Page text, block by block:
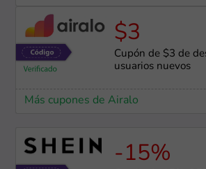
$3
Cupón de $3 de
usuarios nuevos
Más cupones de Airalo
-15%